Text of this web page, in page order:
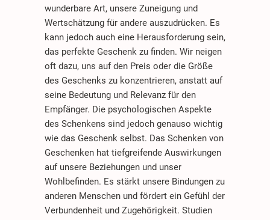
wunderbare Art, unsere Zuneigung und
Wertschätzung für andere auszudrücken. Es
kann jedoch auch eine Herausforderung sein,
das perfekte Geschenk zu finden. Wir neigen
oft dazu, uns auf den Preis oder die Größe
des Geschenks zu konzentrieren, anstatt auf
seine Bedeutung und Relevanz für den
Empfänger. Die psychologischen Aspekte
des Schenkens sind jedoch genauso wichtig
wie das Geschenk selbst. Das Schenken von
Geschenken hat tiefgreifende Auswirkungen
auf unsere Beziehungen und unser
Wohlbefinden. Es stärkt unsere Bindungen zu
anderen Menschen und fördert ein Gefühl der
Verbundenheit und Zugehörigkeit. Studien